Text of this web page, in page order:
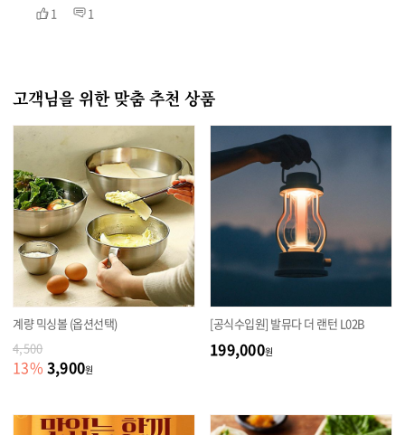
1 1
고객님을 위한 맞춤 추천 상품
계량 믹싱볼 (옵션선택)
4,500
13% 3,900원
[공식수입원] 발뮤다 더 랜턴 L02B
199,000원